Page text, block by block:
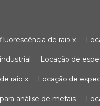
de raio x
locação de
raio x locação de
análise de metais